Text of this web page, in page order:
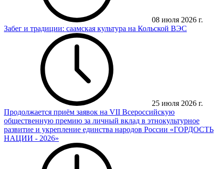
08 июля 2026 г.
Забег и традиции: саамская культура на Кольской ВЭС
25 июля 2026 г.
Продолжается приём заявок на VII Всероссийскую
общественную премию за личный вклад в этнокультурное
развитие и укрепление единства народов России «ГОРДОСТЬ
НАЦИИ - 2026»